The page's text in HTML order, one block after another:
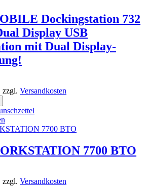
Dockingstation 732
Display USB
mit Dual Display-
zzgl. Versandkosten
7700 BTO
zzgl. Versandkosten